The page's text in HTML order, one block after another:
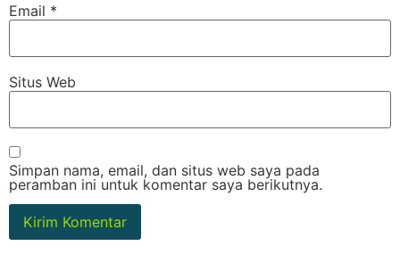
Email *
Situs Web
Simpan nama, email, dan situs web saya pada
peramban ini untuk komentar saya berikutnya.